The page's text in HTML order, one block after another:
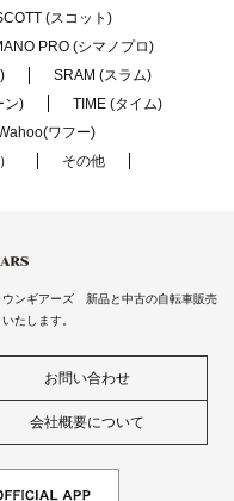
(スコット)
PRO (シマノプロ)
SRAM (スラム)
ン)
TIME (タイム)
ワフー)
その他
ウンギアーズ 新品と中古の自転車販売
たします。
お問い合わせ
会社概要について